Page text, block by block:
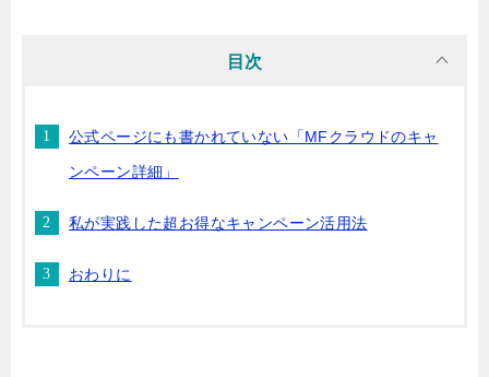
目次
公式ページにも書かれていない「MFクラウドのキャ
ンペーン詳細」
私が実践した超お得なキャンペーン活用法
おわりに